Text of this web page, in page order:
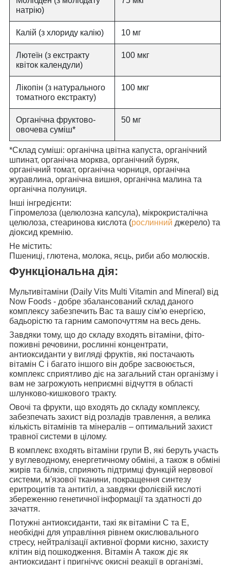
натрію)
Калій (з хлориду калію) 10 мг
Лютеїн (з екстракту
квіток календули)
100 мкг
Лікопін (з натурального
томатного екстракту)
100 мкг
Органічна фруктово-
овочева суміш*
50 мг
*Склад суміші: органічна цвітна капуста, органічний
шпинат, органічна морква, органічний буряк,
органічний томат, органічна чорниця, органічна
журавлина, органічна вишня, органічна малина та
органічна полуниця.
Інші інгредієнти:
Гіпромелоза (целюлозна капсула), мікрокристалічна
целюлоза, стеаринова кислота (рослинний джерело) та
діоксид кремнію.
Не містить:
Пшениці, глютена, молока, яєць, риби або молюсків.
Функціональна дія:
Мультивітаміни (Daily Vits Multi Vitamin and Mineral) від
Now Foods - добре збалансований склад даного
комплексу забезпечить Вас та вашу сім'ю енергією,
бадьорістю та гарним самопочуттям на весь день.
Завдяки тому, що до складу входять вітаміни, фіто-
поживні речовини, рослинні концентрати,
антиоксиданти у вигляді фруктів, які постачають
вітамін С і багато іншого він добре засвоюється,
комплекс сприятливо діє на загальний стан організму і
вам не загрожують неприємні відчуття в області
шлунково-кишкового тракту.
Овочі та фрукти, що входять до складу комплексу,
забезпечать захист від розладів травлення, а велика
кількість вітамінів та мінералів – оптимальний захист
травної системи в цілому.
В комплекс входять вітаміни групи В, які беруть участь
у вуглеводному, енергетичному обміні, а також в обміні
жирів та білків, сприяють підтримці функцій нервової
системи, м'язової тканини, покращення синтезу
еритроцитів та антитіл, а завдяки фолієвій кислоті
збереженню генетичної інформації та здатності до
зачаття.
Потужні антиоксиданти, такі як вітаміни С та Е,
необхідні для управління рівнем окислювального
стресу, нейтралізації активної форми кисню, захисту
клітин від пошкодження. Вітамін А також діє як
антиоксидант і пригнічує окисні реакції в організмі,